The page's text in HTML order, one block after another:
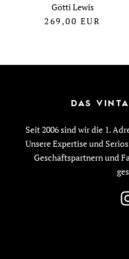
Götti Lewis
269,00 EUR
DAS
Seit 2006 sind wir die 1.
Unsere Expertise und
Geschäftspartnern und